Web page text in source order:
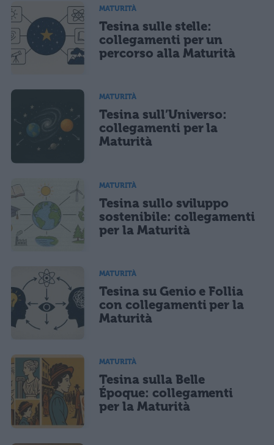
Ho letto e acconsento l'informativa sulla privacy
Acconsento all'uso dei miei dati da parte di terzi per finalità di
marketing diretto con modalità automatizzate o tradizionali
CONFERMA E PUBBLICA
MATURITÀ
Tesina sulle stelle:
collegamenti per un
percorso alla Maturità
MATURITÀ
Tesina sull’Universo:
collegamenti per la
Maturità
MATURITÀ
Tesina sullo sviluppo
sostenibile: collegamenti
per la Maturità
MATURITÀ
Tesina su Genio e Follia
con collegamenti per la
Maturità
MATURITÀ
Tesina sulla Belle
Époque: collegamenti
per la Maturità